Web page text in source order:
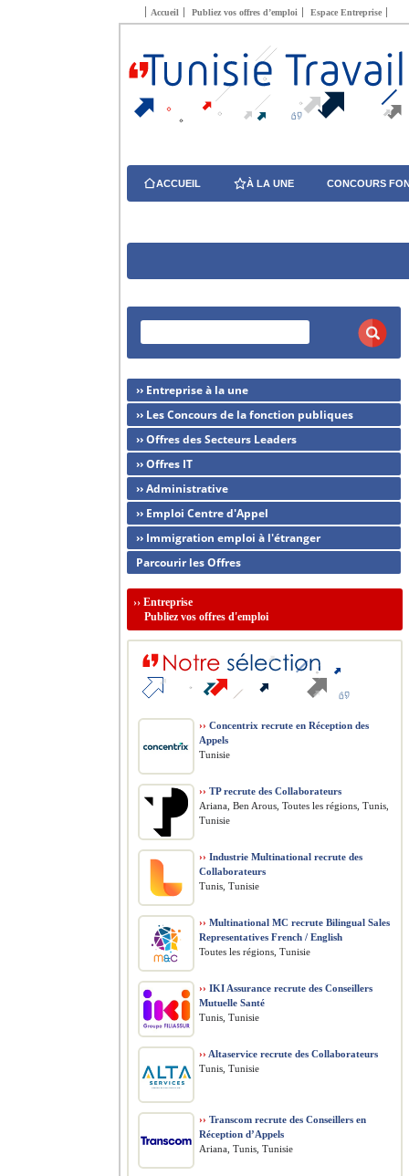
Accueil Publiez vos offres d’emploi Espace Entreprise
ACCUEIL À LA UNE CONCOURS
›› Entreprise à la une
›› Les Concours de la fonction publiques
›› Offres des Secteurs Leaders
›› Offres IT
›› Administrative
›› Emploi Centre d'Appel
›› Immigration emploi à l'étranger
Parcourir les Offres
›› Entreprise
Publiez vos offres d'emploi
›› Concentrix recrute en Réception des
Appels
Tunisie
›› TP recrute des Collaborateurs
Ariana, Ben Arous, Toutes les régions, Tunis,
Tunisie
›› Industrie Multinational recrute des
Collaborateurs
Tunis, Tunisie
›› Multinational MC recrute Bilingual Sales
Representatives French / English
Toutes les régions, Tunisie
›› IKI Assurance recrute des Conseillers
Mutuelle Santé
Tunis, Tunisie
›› Altaservice recrute des Collaborateurs
Tunis, Tunisie
›› Transcom recrute des Conseillers en
Réception d’Appels
Ariana, Tunis, Tunisie